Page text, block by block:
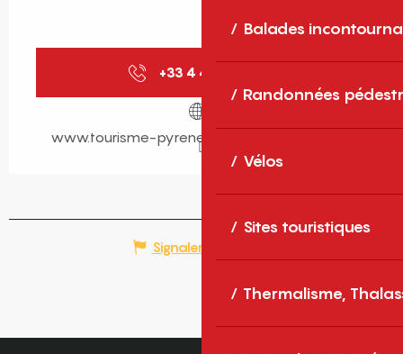
Balades
Randonnées
Vélos
Sites touristiques
Thermalisme,
+33 4 48 98 00
www.tourisme-pyrenees-mediterranee.com
Signaler une erreur